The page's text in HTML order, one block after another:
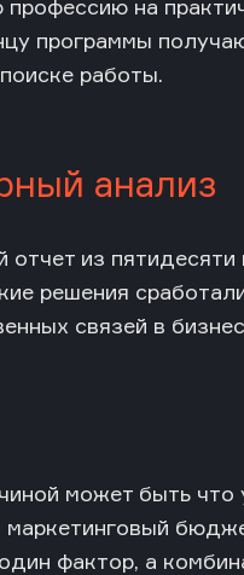
на
программы
работы.
анализ
из
решения
связей в
может быть
фактор, а